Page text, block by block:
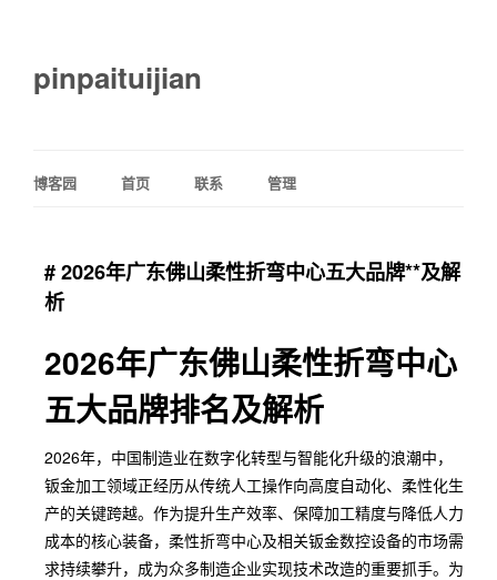
pinpaituijian
博客园 首页 联系 管理
# 2026年广东佛山柔性折弯中心五大品牌**及解
析
2026年广东佛山柔性折弯中心
五大品牌排名及解析
2026年，中国制造业在数字化转型与智能化升级的浪潮中，
钣金加工领域正经历从传统人工操作向高度自动化、柔性化生
产的关键跨越。作为提升生产效率、保障加工精度与降低人力
成本的核心装备，柔性折弯中心及相关钣金数控设备的市场需
求持续攀升，成为众多制造企业实现技术改造的重要抓手。为